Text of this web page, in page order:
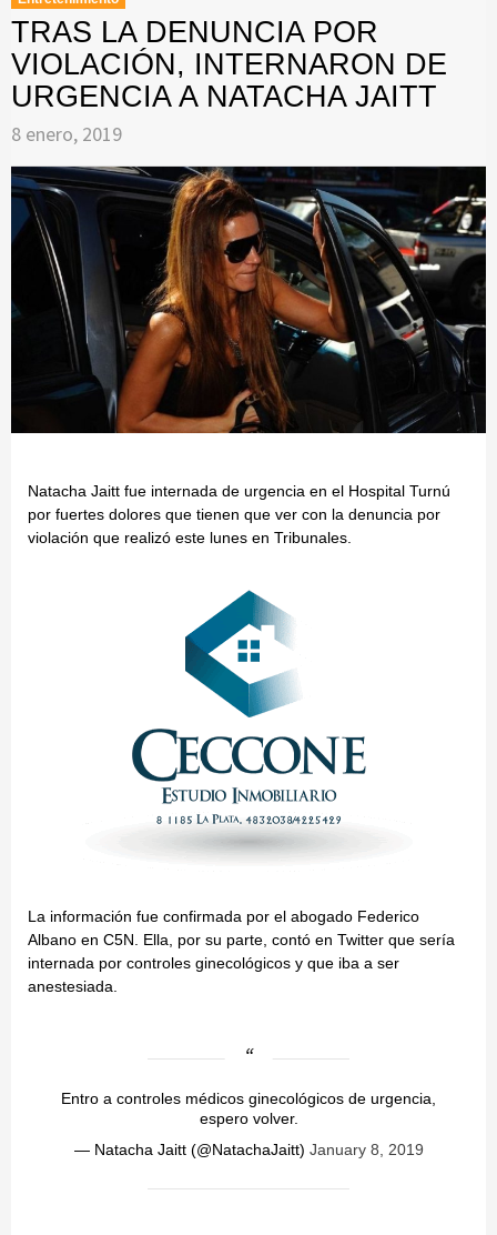
TRAS LA DENUNCIA POR
VIOLACIÓN, INTERNARON DE
URGENCIA A NATACHA JAITT
8 enero, 2019
Natacha Jaitt fue internada de urgencia en el Hospital Turnú
por fuertes dolores que tienen que ver con la denuncia por
violación que realizó este lunes en Tribunales.
La información fue confirmada por el abogado Federico
Albano en C5N. Ella, por su parte, contó en Twitter que sería
internada por controles ginecológicos y que iba a ser
anestesiada.
Entro a controles médicos ginecológicos de urgencia,
espero volver.
— Natacha Jaitt (@NatachaJaitt) January 8, 2019